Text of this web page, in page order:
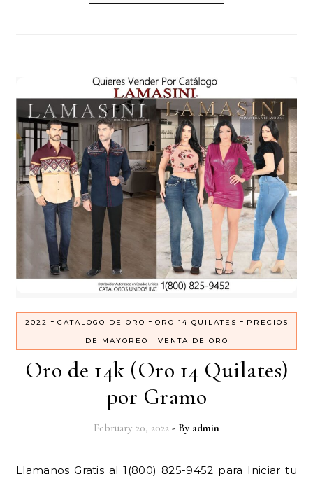
2022 - CATALOGO DE ORO - ORO 14 QUILATES - PRECIOS
DE MAYOREO - VENTA DE ORO
Oro de 14k (Oro 14 Quilates)
por Gramo
February 20, 2022 - By admin
Llamanos Gratis al 1(800) 825-9452 para Iniciar tu